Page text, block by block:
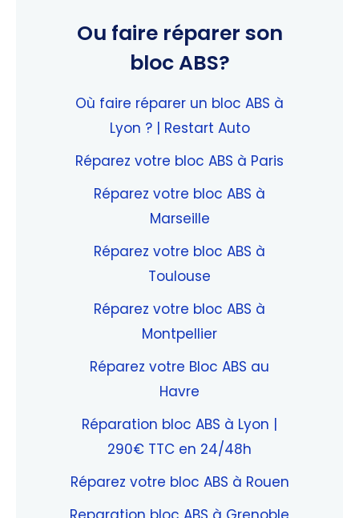
Ou faire réparer son
bloc ABS?
Où faire réparer un bloc ABS à
Lyon ? | Restart Auto
Réparez votre bloc ABS à Paris
Réparez votre bloc ABS à
Marseille
Réparez votre bloc ABS à
Toulouse
Réparez votre bloc ABS à
Montpellier
Réparez votre Bloc ABS au
Havre
Réparation bloc ABS à Lyon |
290€ TTC en 24/48h
Réparez votre bloc ABS à Rouen